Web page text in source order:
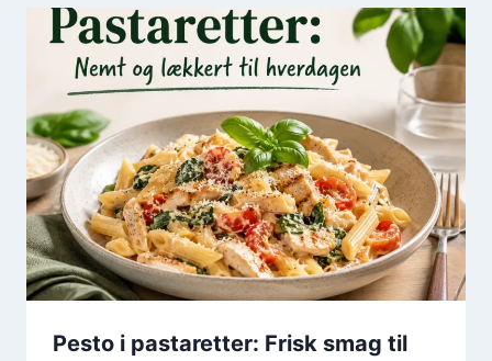
Pesto i pastaretter: Frisk smag til